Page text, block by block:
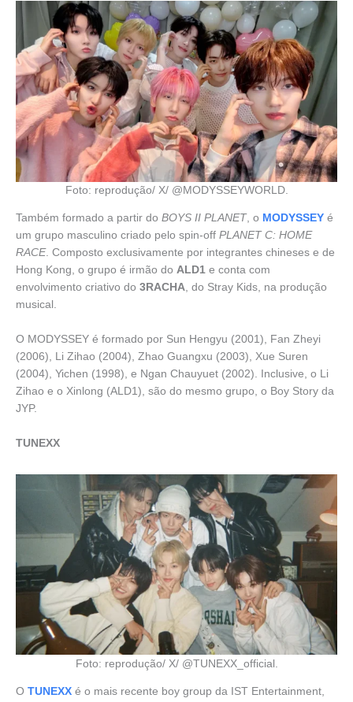
Foto: reprodução/ X/ @MODYSSEYWORLD.
Também formado a partir do BOYS II PLANET, o MODYSSEY é
um grupo masculino criado pelo spin-off PLANET C: HOME
RACE. Composto exclusivamente por integrantes chineses e de
Hong Kong, o grupo é irmão do ALD1 e conta com
envolvimento criativo do 3RACHA, do Stray Kids, na produção
musical.
O MODYSSEY é formado por Sun Hengyu (2001), Fan Zheyi
(2006), Li Zihao (2004), Zhao Guangxu (2003), Xue Suren
(2004), Yichen (1998), e Ngan Chauyuet (2002). Inclusive, o Li
Zihao e o Xinlong (ALD1), são do mesmo grupo, o Boy Story da
JYP.
TUNEXX
Foto: reprodução/ X/ @TUNEXX_official.
O TUNEXX é o mais recente boy group da IST Entertainment,